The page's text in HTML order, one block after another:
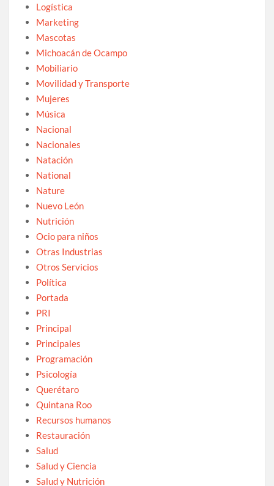
Logística
Marketing
Mascotas
Michoacán de Ocampo
Mobiliario
Movilidad y Transporte
Mujeres
Música
Nacional
Nacionales
Natación
National
Nature
Nuevo León
Nutrición
Ocio para niños
Otras Industrias
Otros Servicios
Política
Portada
PRI
Principal
Principales
Programación
Psicología
Querétaro
Quintana Roo
Recursos humanos
Restauración
Salud
Salud y Ciencia
Salud y Nutrición